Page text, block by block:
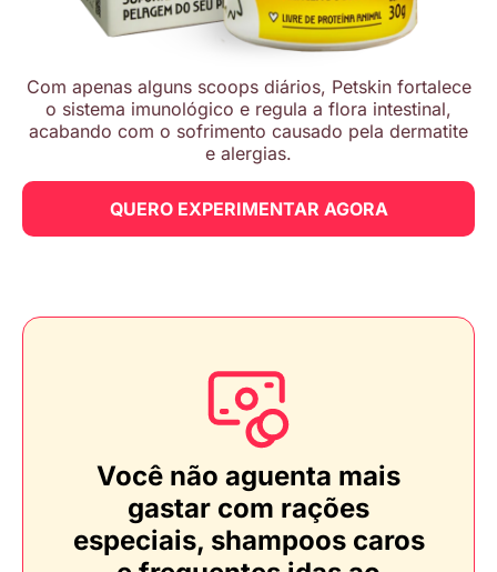
Com apenas alguns scoops diários, Petskin fortalece
o sistema imunológico e regula a flora intestinal,
acabando com o sofrimento causado pela dermatite
e alergias.
QUERO EXPERIMENTAR AGORA
Você não aguenta mais
gastar com rações
especiais, shampoos caros